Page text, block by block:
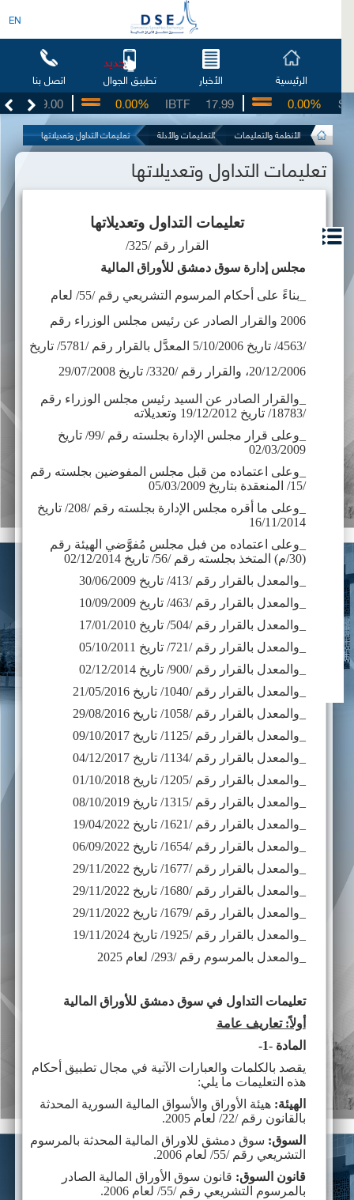
EN
الرئيسية الأخبار تطبيق الجوال
جديد
اتصل بنا
17.99
IBTF
0.00% 39.91
SIIB
0.00%
الأنظمة والتعليمات التعليمات والأدلة تعليمات التداول وتعديلاتها
تعليمات التداول وتعديلاتها
تعليمات التداول وتعديلاتها
القرار رقم /325/
مجلس إدارة سوق دمشق للأوراق المالية
_بناءً على أحكام المرسوم التشريعي رقم /55/ لعام
2006 والقرار الصادر عن رئيس مجلس الوزراء رقم
/4563/ تاريخ 5/10/2006 المعدَّل بالقرار رقم /5781/ تاريخ
20/12/2006، والقرار رقم /3320/ تاريخ 29/07/2008
_والقرار الصادر عن السيد رئيس مجلس الوزراء رقم
/18783/ تاريخ 19/12/2012 وتعديلاته
_وعلى قرار مجلس الإدارة بجلسته رقم /99/ تاريخ
02/03/2009
_وعلى اعتماده من قبل مجلس المفوضين بجلسته رقم
/15/ المنعقدة بتاريخ 05/03/2009
_وعلى ما أقره مجلس الإدارة بجلسته رقم /208/ تاريخ
16/11/2014
_وعلى اعتماده من فبل مجلس مُفوَّضي الهيئة رقم
(30/م) المتخذ بجلسته رقم /56/ تاريخ 02/12/2014
_والمعدل بالقرار رقم /413/ تاريخ 30/06/2009
_والمعدل بالقرار رقم /463/ تاريخ 10/09/2009
_والمعدل بالقرار رقم /504/ تاريخ 17/01/2010
_والمعدل بالقرار رقم /721/ تاريخ 05/10/2011
_والمعدل بالقرار رقم /900/ تاريخ 02/12/2014
_والمعدل بالقرار رقم /1040/ تاريخ 21/05/2016
_والمعدل بالقرار رقم /1058/ تاريخ 29/08/2016
_والمعدل بالقرار رقم /1125/ تاريخ 09/10/2017
_والمعدل بالقرار رقم /1134/ تاريخ 04/12/2017
_والمعدل بالقرار رقم /1205/ تاريخ 01/10/2018
_والمعدل بالقرار رقم /1315/ تاريخ 08/10/2019
_والمعدل بالقرار رقم /1621/ تاريخ 19/04/2022
_والمعدل بالقرار رقم /1654/ تاريخ 06/09/2022
_والمعدل بالقرار رقم /1677/ تاريخ 29/11/2022
_والمعدل بالقرار رقم /1680/ تاريخ 29/11/2022
_والمعدل بالقرار رقم /1679/ تاريخ 29/11/2022
_والمعدل بالقرار رقم /1925/ تاريخ 19/11/2024
_والمعدل بالمرسوم رقم /293/ لعام 2025
تعليمات التداول في سوق دمشق للأوراق المالية
أولاً: تعاريف عامة
المادة -1-
يقصد بالكلمات والعبارات الآتية في مجال تطبيق أحكام
هذه التعليمات ما يلي:
الهيئة: هيئة الأوراق والأسواق المالية السورية المحدثة
بالقانون رقم /22/ لعام 2005.
السوق: سوق دمشق للاوراق المالية المحدثة بالمرسوم
التشريعي رقم /55/ لعام 2006.
قانون السوق: قانون سوق الأوراق المالية الصادر
بالمرسوم التشريعي رقم /55/ لعام 2006.